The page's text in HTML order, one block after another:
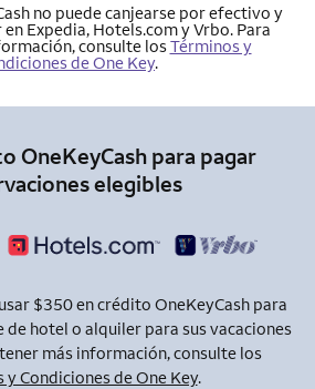
no puede canjearse por efectivo y
Expedia, Hotels.com y Vrbo. Para
consulte losTérminos y
de One Key.
OneKeyCash para pagar
elegibles
$350 en crédito OneKeyCash para
de hotel o alquiler para sus vacaciones
más información, consulte los
y Condiciones de One Key.